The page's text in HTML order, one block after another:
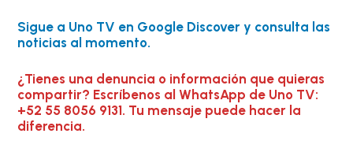
Sigue a Uno TV en Google Discover y consulta las
noticias al momento.
¿Tienes una denuncia o información que quieras
compartir? Escríbenos al WhatsApp de Uno TV:
+52 55 8056 9131. Tu mensaje puede hacer la
diferencia.